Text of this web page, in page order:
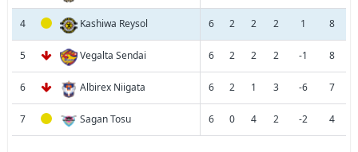
4 Kashiwa Reysol 6 2 2 2 1 8
5 Vegalta Sendai 6 2 2 2 -1 8
6 Albirex Niigata 6 2 1 3 -6 7
7 Sagan Tosu 6 0 4 2 -2 4